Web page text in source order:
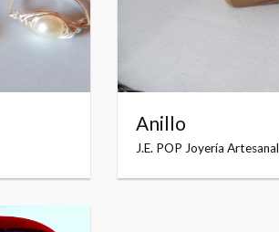
Anillo
J.E. POP Joyería Artesanal